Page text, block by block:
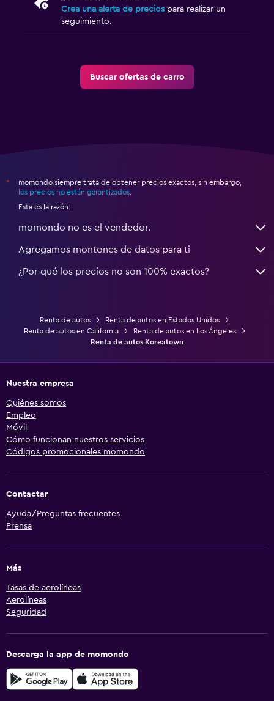
Crea una alerta de precios para realizar un
seguimiento.
Buscar ofertas de carro
*
momondo siempre trata de obtener precios exactos, sin embargo,
los precios no están garantizados.
Esta es la razón:
momondo no es el vendedor.
Agregamos montones de datos para ti
¿Por qué los precios no son 100% exactos?
Renta de autos
Renta de autos en Estados Unidos
Renta de autos en California
Renta de autos en Los Ángeles
Renta de autos Koreatown
Nuestra empresa
Quiénes somos
Empleo
Móvil
Cómo funcionan nuestros servicios
Códigos promocionales momondo
Contactar
Ayuda/Preguntas frecuentes
Prensa
Más
Tasas de aerolíneas
Aerolíneas
Seguridad
Descarga la app de momondo